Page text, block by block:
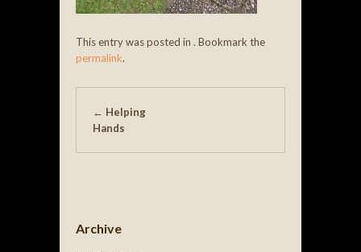
This entry was posted in . Bookmark the
permalink.
← Helping
Hands
Archive